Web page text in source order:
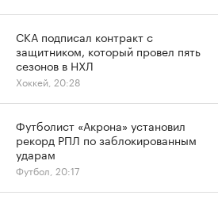
СКА подписал контракт с
защитником, который провел пять
сезонов в НХЛ
Хоккей, 20:28
Футболист «Акрона» установил
рекорд РПЛ по заблокированным
ударам
Футбол, 20:17